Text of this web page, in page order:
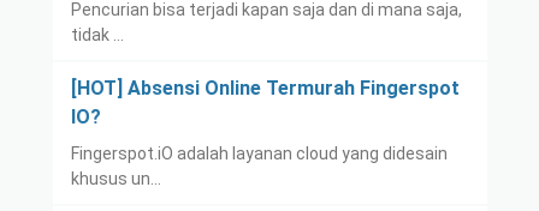
Pencurian bisa terjadi kapan saja dan di mana saja,
tidak …
[HOT] Absensi Online Termurah Fingerspot
IO?
Fingerspot.iO adalah layanan cloud yang didesain
khusus un…